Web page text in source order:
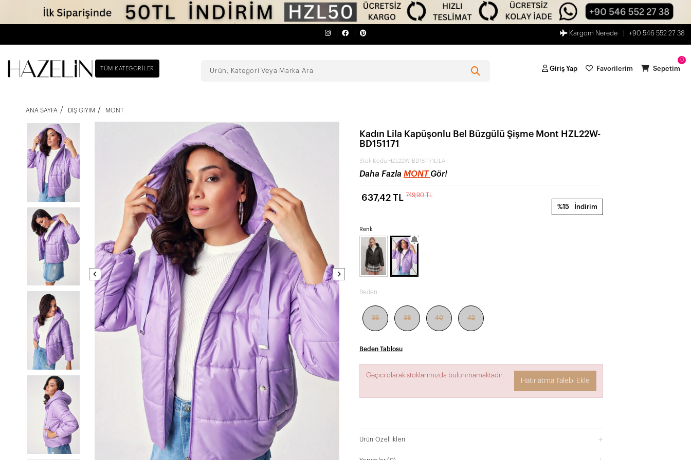
Kargom Nerede +90 546 552 27 38
TÜM KATEGORILER Giriş Yap Favorilerim
0
Sepetim
ANA SAYFA DIŞ GIYIM MONT
Kadın Lila Kapüşonlu Bel Büzgülü Şişme Mont HZL22W-
BD151171
Stok Kodu HZL22W-BD151171LİLA
Daha Fazla MONT Gör!
%15 İndirim
637,42 TL 749,90 TL
Renk
Beden:
36 38 40 42
Beden Tablosu
Geçici olarak stoklarımızda bulunmamaktadır.
Hatırlatma Talebi Ekle
Ürün Özellikleri